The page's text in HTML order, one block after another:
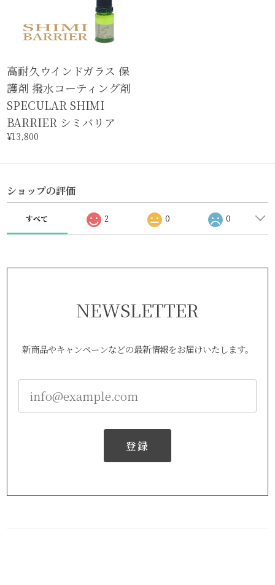
高耐久ウインドガラス 保
護剤 撥水コーティング剤
SPECULAR SHIMI
BARRIER シミバリア
¥13,800
ショップの評価
すべて 2 0 0
NEWSLETTER
新商品やキャンペーンなどの最新情報をお届けいたします。
登録